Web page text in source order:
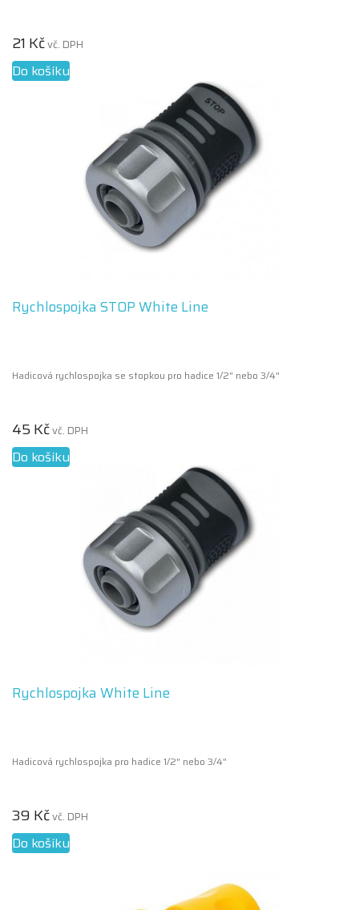
21 Kčvč. DPH
Do košíku
Rychlospojka STOP White Line
Hadicová rychlospojka se stopkou pro hadice 1/2" nebo 3/4"
45 Kčvč. DPH
Do košíku
Rychlospojka White Line
Hadicová rychlospojka pro hadice 1/2" nebo 3/4"
39 Kčvč. DPH
Do košíku